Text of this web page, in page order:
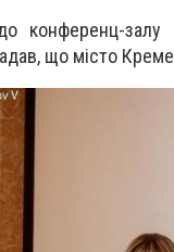
конференц-залу
що місто